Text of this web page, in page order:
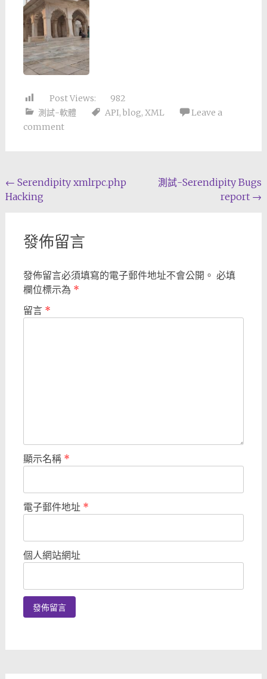
Post Views:
982
測試-軟體
API, blog, XML
Leave a
comment
Post
navigation
← Serendipity xmlrpc.php
Hacking
測試-Serendipity Bugs
report →
發佈留言
發佈留言必須填寫的電子郵件地址不會公開。 必填
欄位標示為 *
留言 *
顯示名稱 *
電子郵件地址 *
個人網站網址